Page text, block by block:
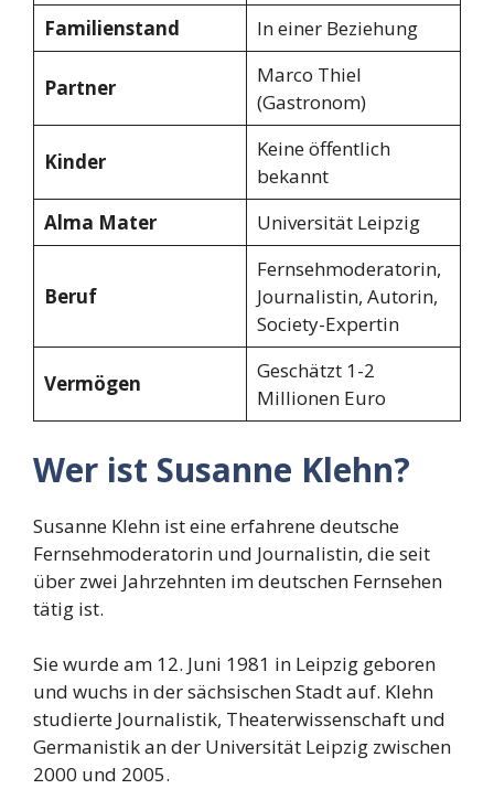
Familienstand
In einer Beziehung
Partner
Marco Thiel
(Gastronom)
Kinder
Keine öffentlich
bekannt
Alma Mater
Universität Leipzig
Beruf
Fernsehmoderatorin,
Journalistin, Autorin,
Society-Expertin
Vermögen
Geschätzt 1-2
Millionen Euro
Wer ist Susanne Klehn?
Susanne Klehn ist eine erfahrene deutsche
Fernsehmoderatorin und Journalistin, die seit
über zwei Jahrzehnten im deutschen Fernsehen
tätig ist.
Sie wurde am 12. Juni 1981 in Leipzig geboren
und wuchs in der sächsischen Stadt auf. Klehn
studierte Journalistik, Theaterwissenschaft und
Germanistik an der Universität Leipzig zwischen
2000 und 2005.